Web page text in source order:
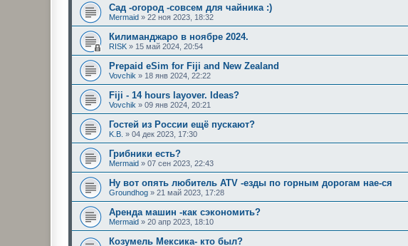
Сад -огород -совсем для чайника :)
Mermaid » 22 ноя 2023, 18:32
Килиманджаро в ноябре 2024.
RISK » 15 май 2024, 20:54
Prepaid eSim for Fiji and New Zealand
Vovchik » 18 янв 2024, 22:22
Fiji - 14 hours layover. Ideas?
Vovchik » 09 янв 2024, 20:21
Гостей из России ещё пускают?
K.B. » 04 дек 2023, 17:30
Грибники есть?
Mermaid » 07 сен 2023, 22:43
Ну вот опять любитель ATV -езды по горным дорогам нае-ся
Groundhog » 21 май 2023, 17:28
Аренда машин -как сэкономить?
Mermaid » 20 апр 2023, 18:10
Козумель Мексика- кто был?